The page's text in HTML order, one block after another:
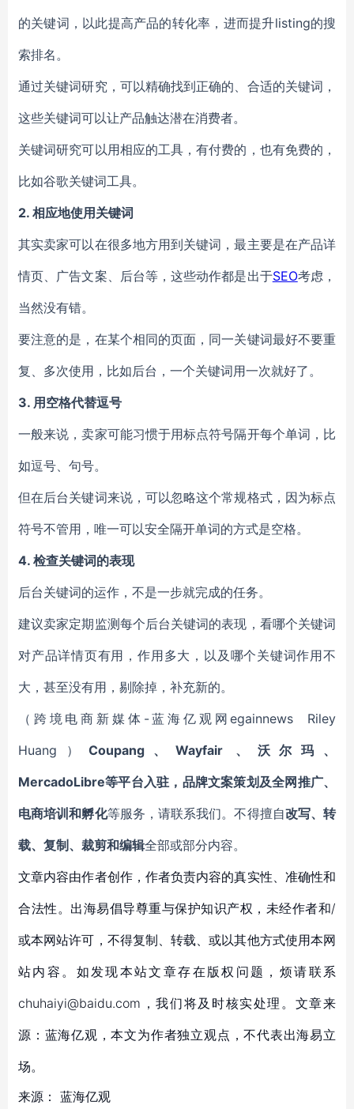
的关键词，以此提高产品的转化率，进而提升listing的搜
索排名。
通过关键词研究，可以精确找到正确的、合适的关键词，
这些关键词可以让产品触达潜在消费者。
关键词研究可以用相应的工具，有付费的，也有免费的，
比如谷歌关键词工具。
2. 相应地使用关键词
其实卖家可以在很多地方用到关键词，最主要是在产品详
情页、广告文案、后台等，这些动作都是出于SEO考虑，
当然没有错。
要注意的是，在某个相同的页面，同一关键词最好不要重
复、多次使用，比如后台，一个关键词用一次就好了。
3. 用空格代替逗号
一般来说，卖家可能习惯于用标点符号隔开每个单词，比
如逗号、句号。
但在后台关键词来说，可以忽略这个常规格式，因为标点
符号不管用，唯一可以安全隔开单词的方式是空格。
4. 检查关键词的表现
后台关键词的运作，不是一步就完成的任务。
建议卖家定期监测每个后台关键词的表现，看哪个关键词
对产品详情页有用，作用多大，以及哪个关键词作用不
大，甚至没有用，剔除掉，补充新的。
（跨境电商新媒体-蓝海亿观网egainnews Riley
Huang） Coupang、Wayfair 、沃尔玛、
MercadoLibre等平台入驻，品牌文案策划及全网推广、
电商培训和孵化等服务，请联系我们。不得擅自改写、转
载、复制、裁剪和编辑全部或部分内容。
文章内容由作者创作，作者负责内容的真实性、准确性和
合法性。出海易倡导尊重与保护知识产权，未经作者和/
或本网站许可，不得复制、转载、或以其他方式使用本网
站内容。如发现本站文章存在版权问题，烦请联系
chuhaiyi@baidu.com，我们将及时核实处理。文章来
源：蓝海亿观，本文为作者独立观点，不代表出海易立
场。
来源： 蓝海亿观